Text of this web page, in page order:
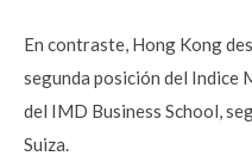
En contraste, Hong Kong
segunda posición del Indice
del IMD Business School,
Suiza.